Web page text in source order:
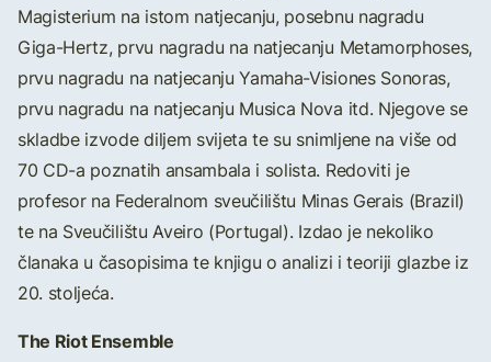
Magisterium na istom natjecanju, posebnu nagradu
Giga-Hertz, prvu nagradu na natjecanju Metamorphoses,
prvu nagradu na natjecanju Yamaha-Visiones Sonoras,
prvu nagradu na natjecanju Musica Nova itd. Njegove se
skladbe izvode diljem svijeta te su snimljene na više od
70 CD-a poznatih ansambala i solista. Redoviti je
profesor na Federalnom sveučilištu Minas Gerais (Brazil)
te na Sveučilištu Aveiro (Portugal). Izdao je nekoliko
članaka u časopisima te knjigu o analizi i teoriji glazbe iz
20. stoljeća.
The Riot Ensemble